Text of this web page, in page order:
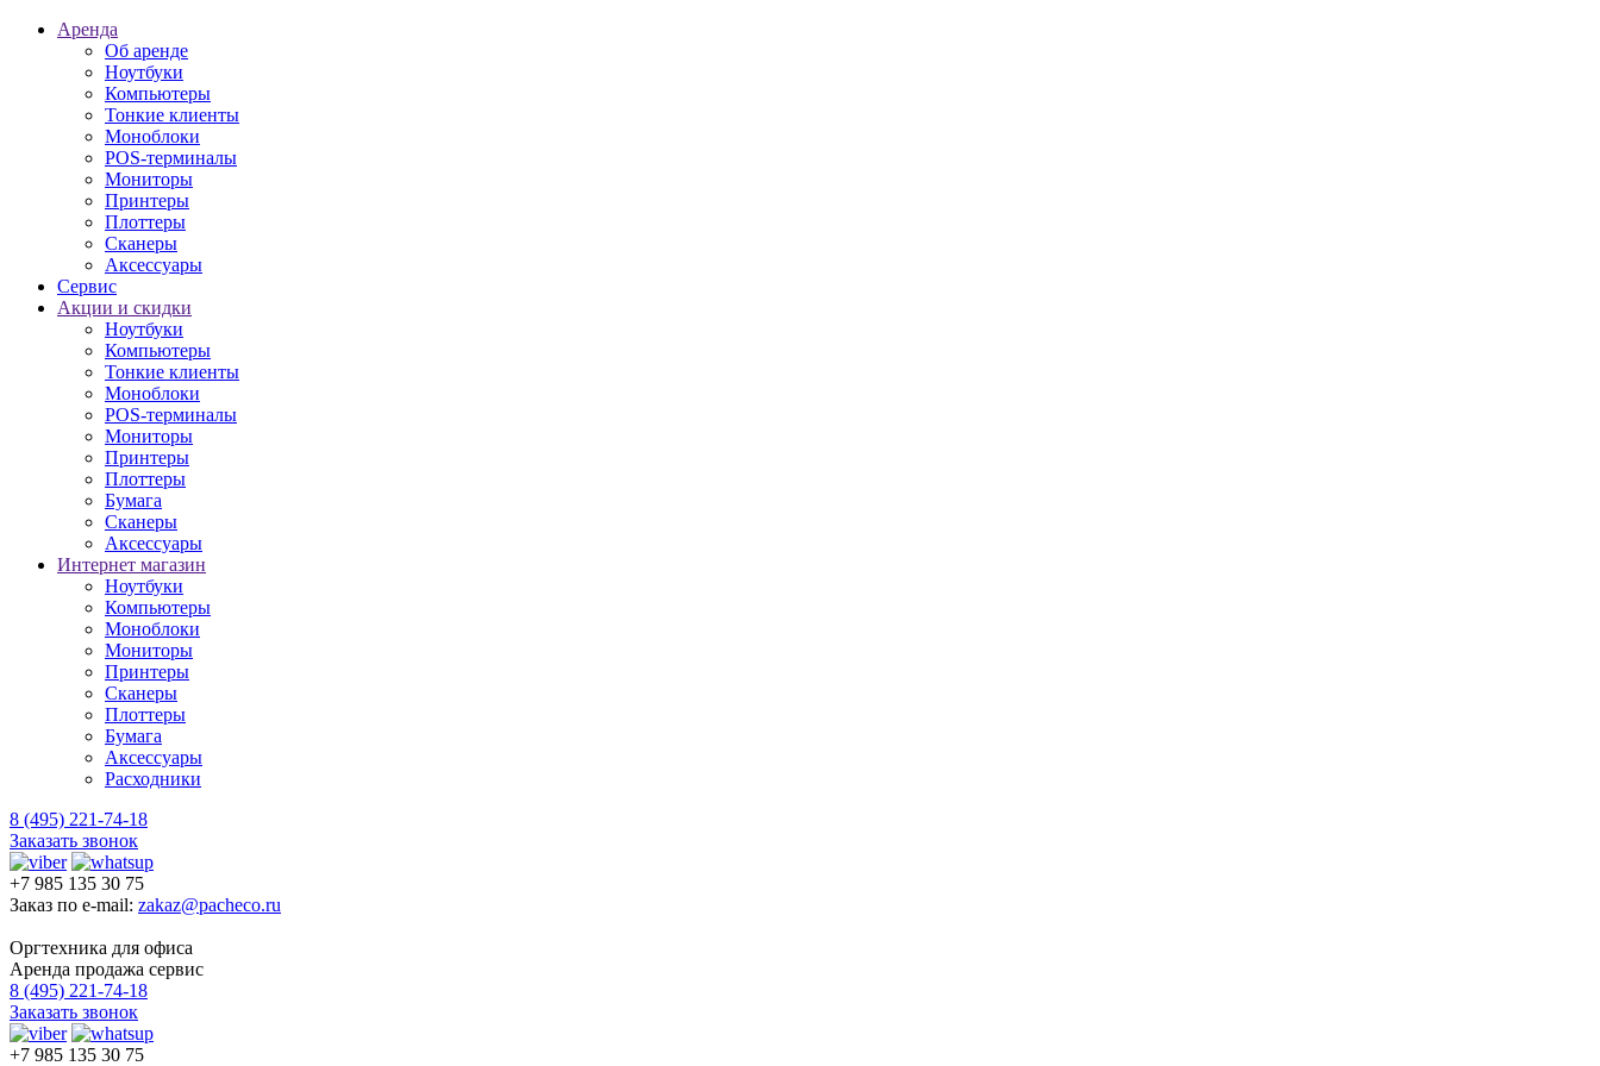
Аренда
Об аренде
Ноутбуки
Компьютеры
Тонкие клиенты
Моноблоки
POS-терминалы
Мониторы
Принтеры
Плоттеры
Сканеры
Аксессуары
Сервис
Акции и скидки
Ноутбуки
Компьютеры
Тонкие клиенты
Моноблоки
POS-терминалы
Мониторы
Принтеры
Плоттеры
Бумага
Сканеры
Аксессуары
Интернет магазин
Ноутбуки
Компьютеры
Моноблоки
Мониторы
Принтеры
Сканеры
Плоттеры
Бумага
Аксессуары
Расходники
8 (495) 221-74-18
Заказать звонок
+7 985 135 30 75
Заказ по e-mail: zakaz@pacheco.ru
Оргтехника для офиса
Аренда продажа сервис
8 (495) 221-74-18
Заказать звонок
+7 985 135 30 75